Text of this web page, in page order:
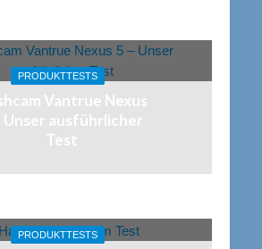
PRODUKTTESTS
Vantrue Nexus
Unser ausführlicher
Test
PRODUKTTESTS